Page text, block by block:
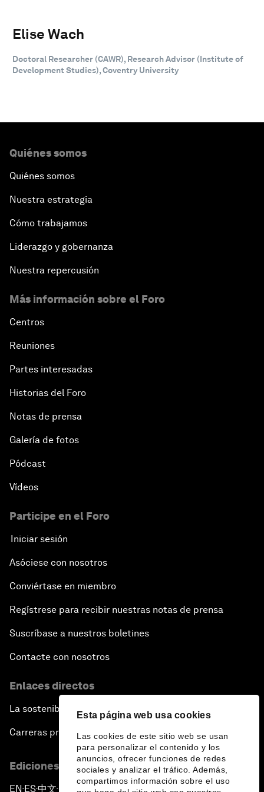
Esta página web usa cookies
Las cookies de este sitio web se usan
para personalizar el contenido y los
anuncios, ofrecer funciones de redes
sociales y analizar el tráfico. Además,
compartimos información sobre el uso
Elise Wach
Doctoral Researcher (CAWR), Research Advisor (Institute of
Development Studies), Coventry University
Quiénes somos
Quiénes somos
Nuestra estrategia
Cómo trabajamos
Liderazgo y gobernanza
Nuestra repercusión
Más información sobre el Foro
Centros
Reuniones
Partes interesadas
Historias del Foro
Notas de prensa
Galería de fotos
Pódcast
Vídeos
Participe en el Foro
Iniciar sesión
Asóciese con nosotros
Conviértase en miembro
Regístrese para recibir nuestras notas de prensa
Suscríbase a nuestros boletines
Contacte con nosotros
Enlaces directos
La sostenibilidad en el Foro
Carreras profesionales
Ediciones en otros idiomas
EN ▪ES▪中文▪ 日本語